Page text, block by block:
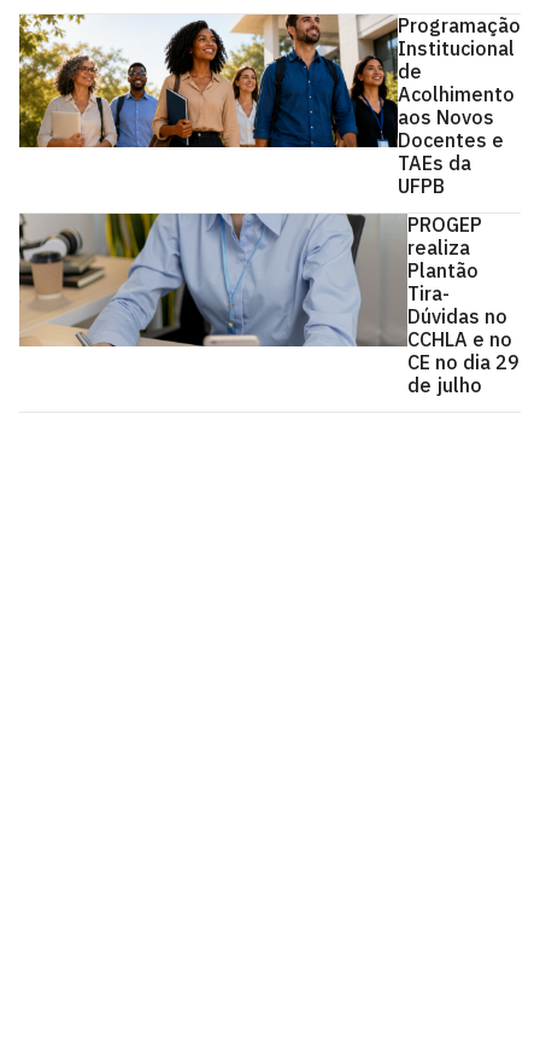
Programação
Institucional
de
Acolhimento
aos Novos
Docentes e
TAEs da
UFPB
PROGEP
realiza
Plantão
Tira-
Dúvidas no
CCHLA e no
CE no dia 29
de julho